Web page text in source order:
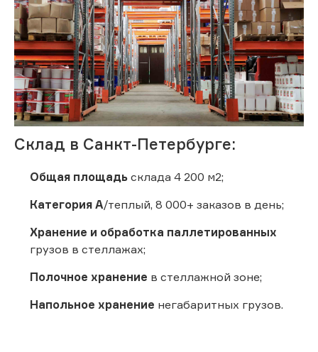
Склад в Санкт-Петербурге:
Общая площадь склада 4 200 м2;
Категория А/теплый, 8 000+ заказов в день;
Хранение и обработка паллетированных
грузов в стеллажах;
Полочное хранение в стеллажной зоне;
Напольное хранение негабаритных грузов.